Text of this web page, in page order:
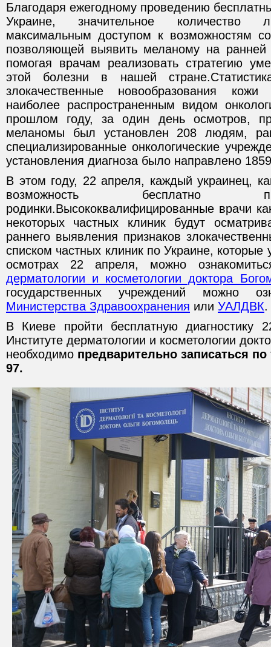
Благодаря ежегодному проведению
Украине, значительное количество
максимальным доступом к возможностям
позволяющей выявить меланому на ранней
помогая врачам реализовать стратегию
этой болезни в нашей
злокачественные новообразования
наиболее распространенным видом
прошлом году, за один день осмотров,
меланомы был установлен 208 людям,
специализированные онкологические
установления диагноза было направлено
В этом году, 22 апреля, каждый украинец,
возможность бесплатно
родинки.Высококвалифицированные врачи
некоторых частных клиник будут
раннего выявления признаков
списком частных клиник по Украине, которые
осмотрах 22 апреля, можно
дерматологии и косметологии доктора
государственных учреждений можно
Министерства Здравоохранения или УАЛДВК.
В Киеве пройти бесплатную
Институте дерматологии и косметологии
необходимо предварительно записаться
97.